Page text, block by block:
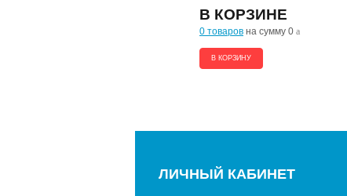
В КОРЗИНЕ
0 товаров на сумму 0 a
В КОРЗИНУ
ЛИЧНЫЙ КАБИНЕТ